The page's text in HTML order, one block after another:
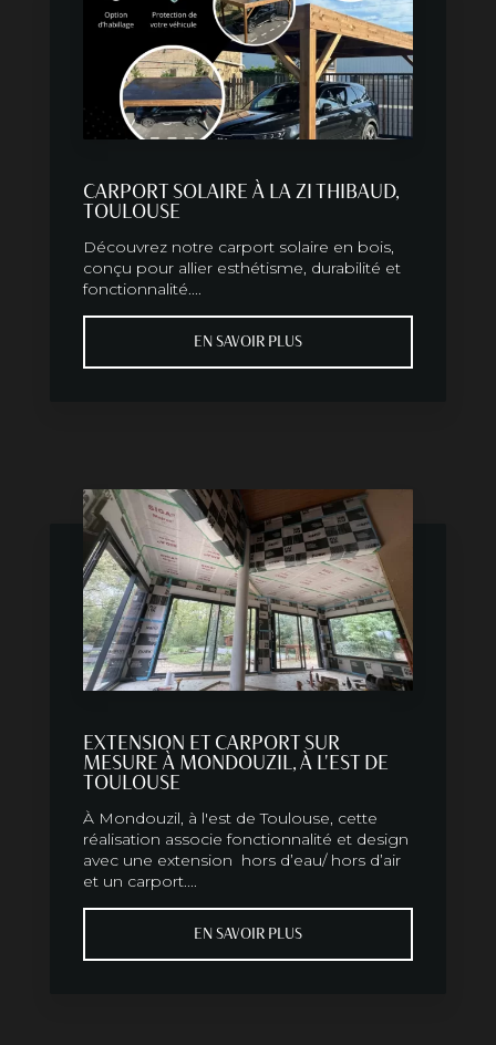
CARPORT SOLAIRE À LA ZI THIBAUD,
TOULOUSE
Découvrez notre carport solaire en bois,
conçu pour allier esthétisme, durabilité et
fonctionnalité....
EN SAVOIR PLUS
EXTENSION ET CARPORT SUR
MESURE À MONDOUZIL, À L'EST DE
TOULOUSE
À Mondouzil, à l'est de Toulouse, cette
réalisation associe fonctionnalité et design
avec une extension hors d’eau/ hors d’air
et un carport....
EN SAVOIR PLUS